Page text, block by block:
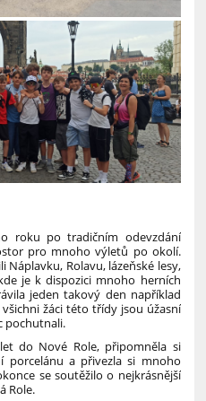
roku po tradičním odevzdání
pro mnoho výletů po okolí.
Rolavu, lázeňské lesy,
je k dispozici mnoho herních
jeden takový den například
žáci této třídy jsou úžasní
pochutnali.
do Nové Role, připomněla si
porcelánu a přivezla si mnoho
se soutěžilo o nejkrásnější
Role.